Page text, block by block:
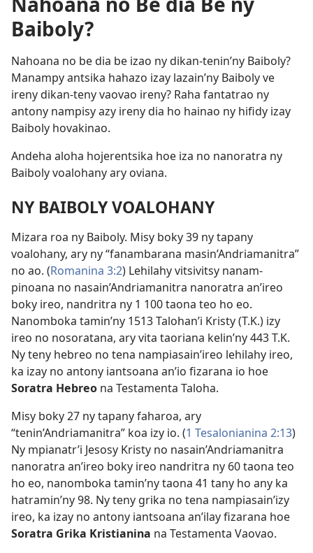
Baiboly?
Nahoana no be dia be izao ny dikan-tenin’ny Baiboly?
Manampy antsika hahazo izay lazain’ny Baiboly ve
ireny dikan-teny vaovao ireny? Raha fantatrao ny
antony nampisy azy ireny dia ho hainao ny hifidy izay
Baiboly hovakinao.
Andeha aloha hojerentsika hoe iza no nanoratra ny
Baiboly voalohany ary oviana.
NY BAIBOLY VOALOHANY
Mizara roa ny Baiboly. Misy boky 39 ny tapany
voalohany, ary ny “fanambarana masin’Andriamanitra”
no ao. (Romanina 3:2) Lehilahy vitsivitsy nanam-
pinoana no nasain’Andriamanitra nanoratra an’ireo
boky ireo, nandritra ny 1 100 taona teo ho eo.
Nanomboka tamin’ny 1513 Talohan’i Kristy (T.K.) izy
ireo no nosoratana, ary vita taoriana kelin’ny 443 T.K.
Ny teny hebreo no tena nampiasain’ireo lehilahy ireo,
ka izay no antony iantsoana an’io fizarana io hoe
Soratra Hebreo na Testamenta Taloha.
Misy boky 27 ny tapany faharoa, ary
“tenin’Andriamanitra” koa izy io. (1 Tesalonianina 2:13)
Ny mpianatr’i Jesosy Kristy no nasain’Andriamanitra
nanoratra an’ireo boky ireo nandritra ny 60 taona teo
ho eo, nanomboka tamin’ny taona 41 tany ho any ka
hatramin’ny 98. Ny teny grika no tena nampiasain’izy
ireo, ka izay no antony iantsoana an’ilay fizarana hoe
Soratra Grika Kristianina na Testamenta Vaovao.